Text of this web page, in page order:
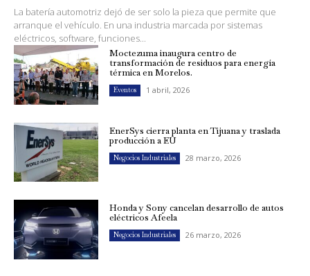
La batería automotriz dejó de ser solo la pieza que permite que
arranque el vehículo. En una industria marcada por sistemas
eléctricos, software, funciones...
Moctezuma inaugura centro de
transformación de residuos para energía
térmica en Morelos.
Eventos 1 abril, 2026
EnerSys cierra planta en Tijuana y traslada
producción a EU
Negocios Industriales 28 marzo, 2026
Honda y Sony cancelan desarrollo de autos
eléctricos Afeela
Negocios Industriales 26 marzo, 2026